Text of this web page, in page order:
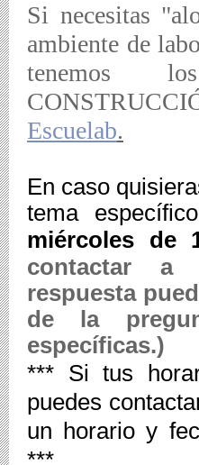
Si necesitas
ambiente de
tenemos
Escuelab.
En caso
miércoles de
contactar a
respuesta
de la
específicas.)
*** Si tus
puedes
un horario y
***